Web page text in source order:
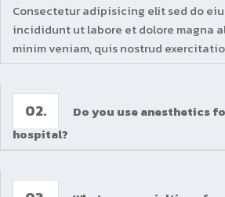
Consectetur adipisicing elit sed do
incididunt ut labore et dolore magna
minim veniam, quis nostrud
02.
Do you use anesthetics
hospital?